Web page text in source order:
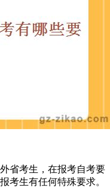
考生，在报考自考要
考生有任何特殊要求。